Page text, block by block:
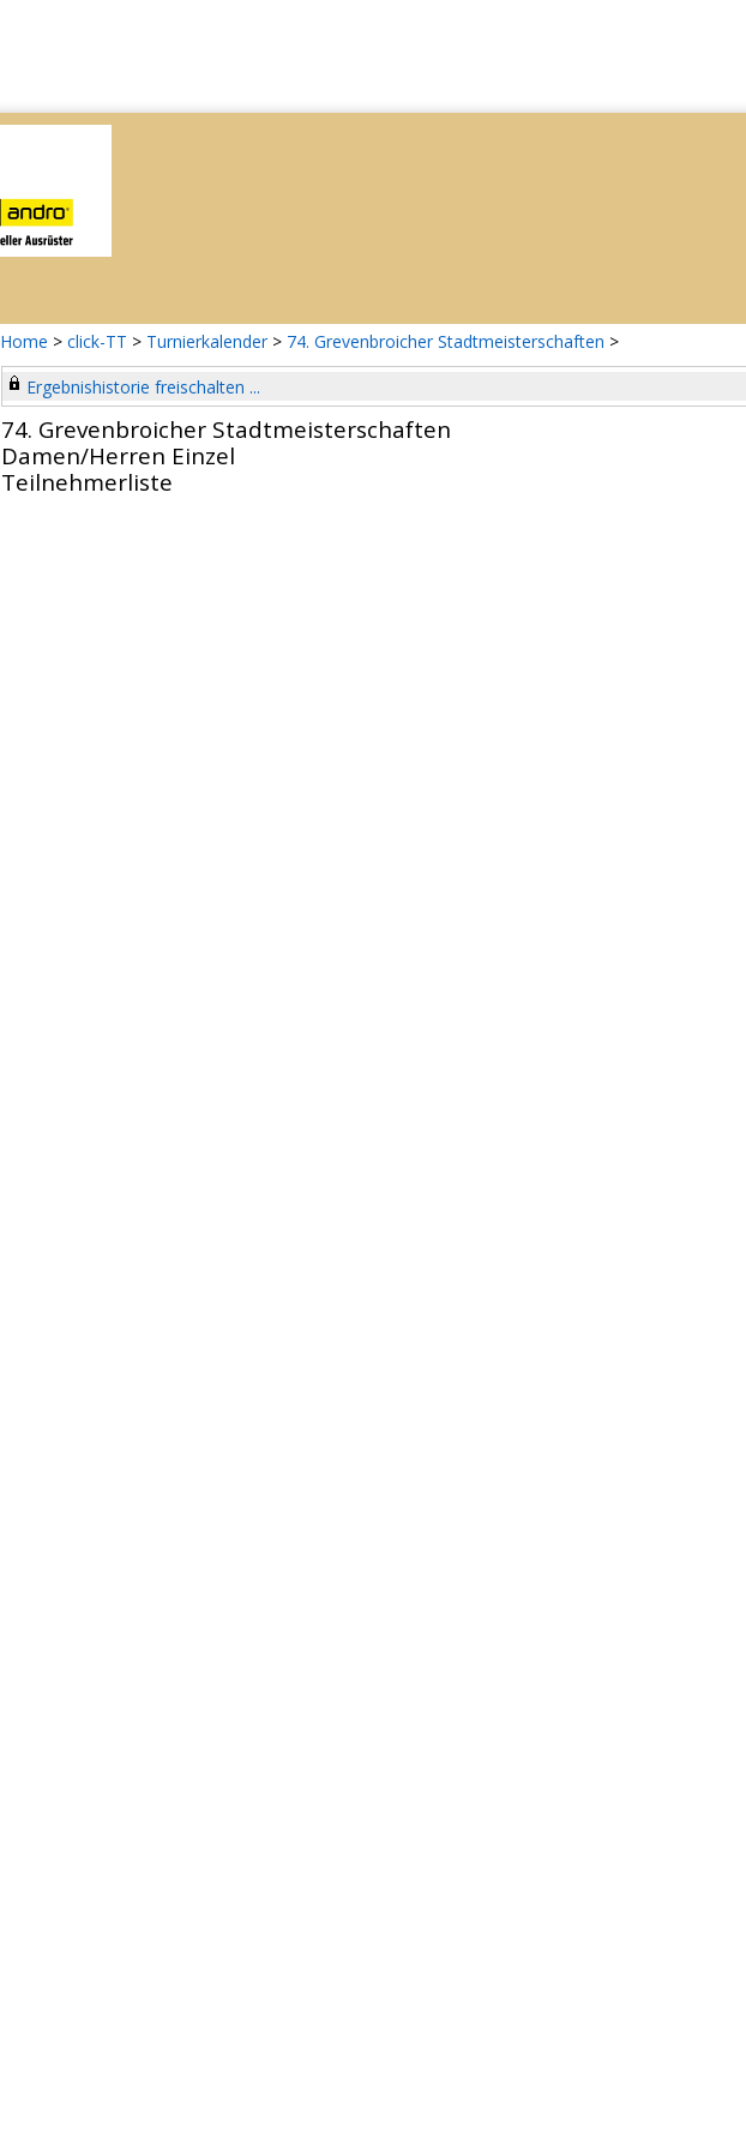
Home > click-TT > Turnierkalender > 74. Grevenbroicher Stadtmeisterschaften >
Ergebnishistorie freischalten ...
74. Grevenbroicher Stadtmeisterschaften
Damen/Herren Einzel
Teilnehmerliste